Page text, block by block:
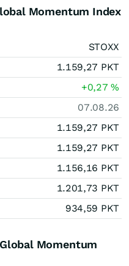
Momentum Index
STOXX
1.159,27 PKT
+0,27%
07.08.26
1.159,27 PKT
1.159,27 PKT
1.156,16 PKT
1.201,73 PKT
934,59 PKT
Momentum